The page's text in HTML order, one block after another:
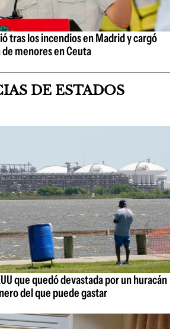
tras los incendios en Madrid y cargó
menores en Ceuta
DE ESTADOS
que quedó devastada por un huracán
del que puede gastar